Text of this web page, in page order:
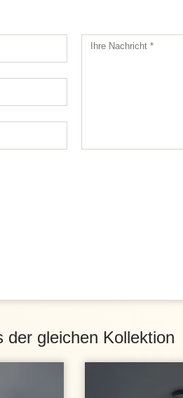
der gleichen Kollektion